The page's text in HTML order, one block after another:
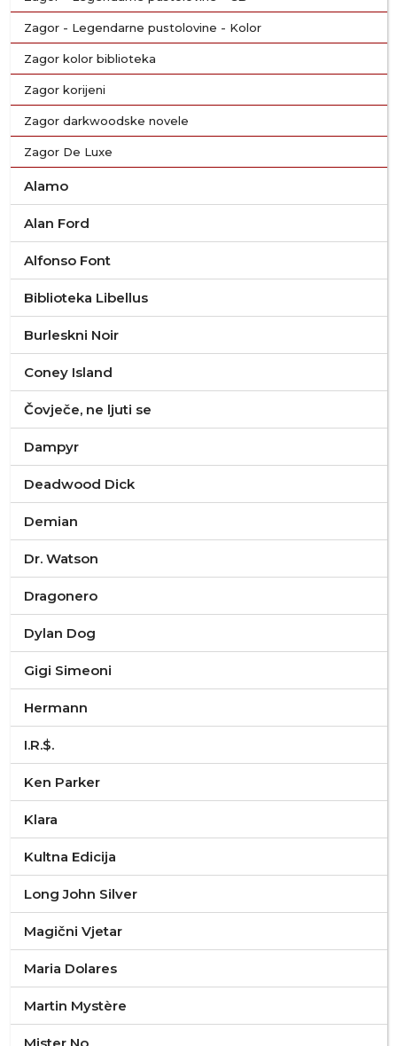
Zagor - Legendarne pustolovine - Kolor
Zagor kolor biblioteka
Zagor korijeni
Zagor darkwoodske novele
Zagor De Luxe
Alamo
Alan Ford
Alfonso Font
Biblioteka Libellus
Burleskni Noir
Coney Island
Čovječe, ne ljuti se
Dampyr
Deadwood Dick
Demian
Dr. Watson
Dragonero
Dylan Dog
Gigi Simeoni
Hermann
I.R.$.
Ken Parker
Klara
Kultna Edicija
Long John Silver
Magični Vjetar
Maria Dolares
Martin Mystère